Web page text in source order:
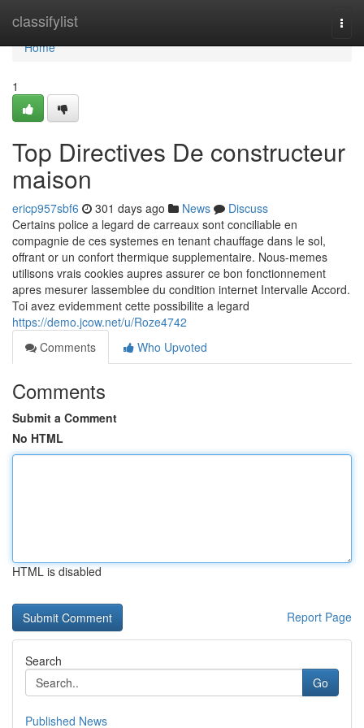
classifylist
Home
Home
1
Top Directives De constructeur
maison
ericp957sbf6 301 days ago News
Discuss
Certains police a legard de carreaux sont conciliable en
compagnie de ces systemes en tenant chauffage dans le sol,
offrant or un confort thermique supplementaire. Nous-memes
utilisons vrais cookies aupres assurer ce bon fonctionnement
apres mesurer lassemblee du condition internet Intervalle Accord.
Toi avez evidemment cette possibilite a legard
https://demo.jcow.net/u/Roze4742
Comments
Who Upvoted
Comments
Submit a Comment
No HTML
HTML is disabled
Report Page
Search
Go
Published News